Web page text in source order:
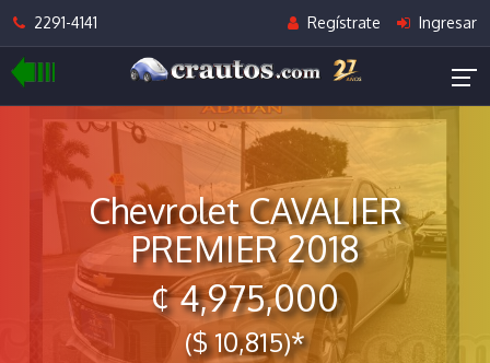
2291-4141 Regístrate Ingresar
Chevrolet CAVALIER
PREMIER 2018
¢ 4,975,000
($ 10,815)*